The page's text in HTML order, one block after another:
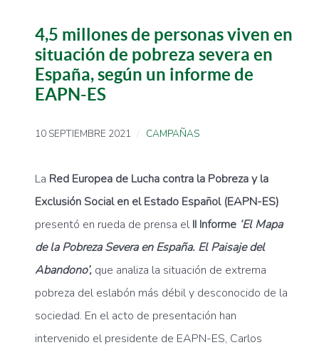
4,5 millones de personas viven en
situación de pobreza severa en
España, según un informe de
EAPN-ES
10 SEPTIEMBRE 2021 CAMPAÑAS
La Red Europea de Lucha contra la Pobreza y la
Exclusión Social en el Estado Español (EAPN-ES)
presentó en rueda de prensa el II Informe ‘El Mapa
de la Pobreza Severa en España. El Paisaje del
Abandono’, que analiza la situación de extrema
pobreza del eslabón más débil y desconocido de la
sociedad. En el acto de presentación han
intervenido el presidente de EAPN-ES, Carlos